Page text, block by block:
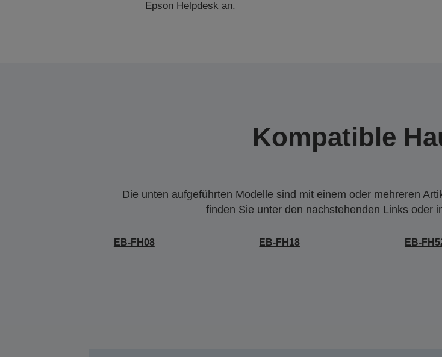
Epson Helpdesk an.
Kompatible
Die unten aufgeführten Modelle sind mit einem oder mehreren
finden Sie unter den nachstehenden Links oder
EB-FH08 EB-FH18 EB-